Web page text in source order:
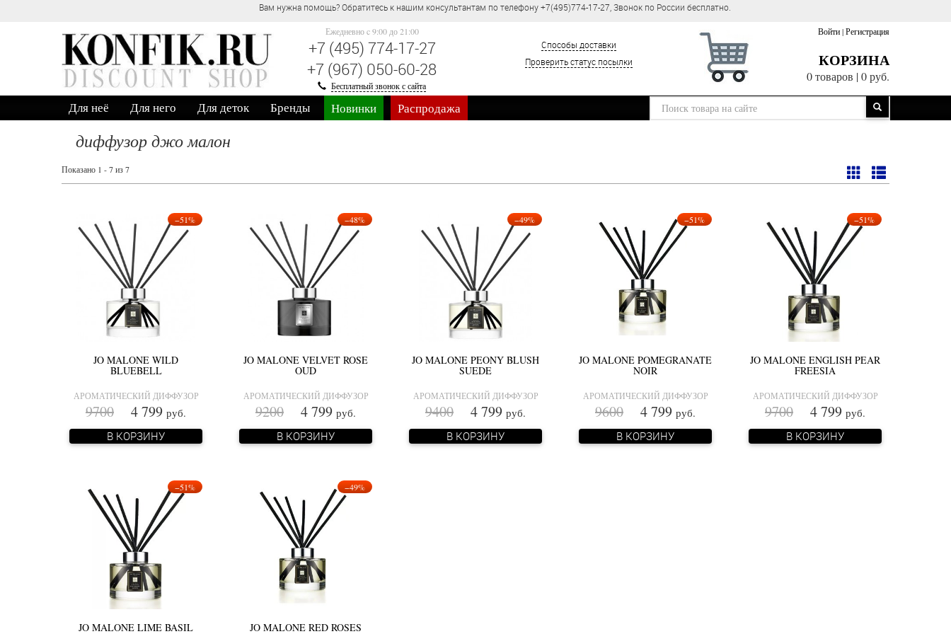
Вам нужна помощь? Обратитесь к нашим консультантам по телефону +7(495)774-17-27, Звонок по России бесплатно.
Ежедневно c 9:00 до 21:00
+7 (495) 774-17-27
+7 (967) 050-60-28
Бесплатный звонок с сайта
Способы доставки
Проверить статус посылки
Войти|Регистрация
КОРЗИНА
0 товаров |0 руб.
Для неё Для него Для деток Бренды Новинки Распродажа
диффузор джо малон
Показано 1 - 7 из 7
−51%
JO MALONE WILD
BLUEBELL
АРОМАТИЧЕСКИЙ ДИФФУЗОР
9700 4 799 руб.
В КОРЗИНУ
−48%
JO MALONE VELVET ROSE
OUD
АРОМАТИЧЕСКИЙ ДИФФУЗОР
9200 4 799 руб.
В КОРЗИНУ
−49%
JO MALONE PEONY BLUSH
SUEDE
АРОМАТИЧЕСКИЙ ДИФФУЗОР
9400 4 799 руб.
В КОРЗИНУ
−51%
JO MALONE POMEGRANATE
NOIR
АРОМАТИЧЕСКИЙ ДИФФУЗОР
9600 4 799 руб.
В КОРЗИНУ
−51%
JO MALONE ENGLISH PEAR
FREESIA
АРОМАТИЧЕСКИЙ ДИФФУЗОР
9700 4 799 руб.
В КОРЗИНУ
−51%
JO MALONE LIME BASIL
−49%
JO MALONE RED ROSES